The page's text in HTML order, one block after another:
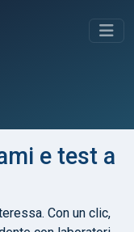
e test a
Con un clic,